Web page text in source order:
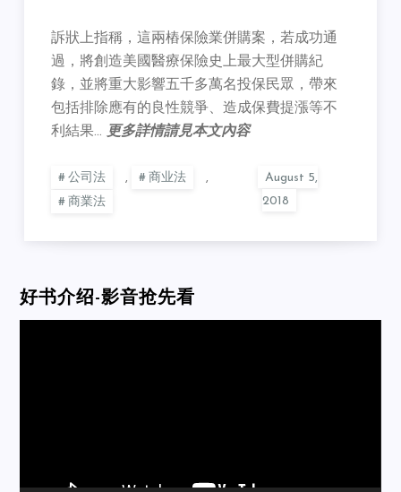
訴狀上指稱，這兩樁保險業併購案，若成功通
過，將創造美國醫療保險史上最大型併購紀
錄，並將重大影響五千多萬名投保民眾，帶來
包括排除應有的良性競爭、造成保費提漲等不
利結果…更多詳情請見本文內容
公司法 , 商业法
,
商業法
好书介绍-影音抢先看